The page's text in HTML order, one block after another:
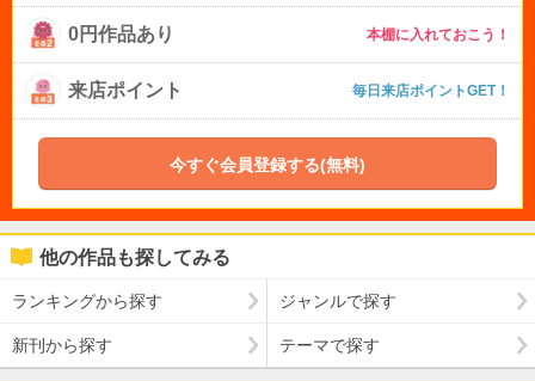
0円作品あり 本棚に入れておこう！
来店ポイント 毎日来店ポイントGET！
今すぐ会員登録する(無料)
他の作品も探してみる
ランキングから探す ジャンルで探す
新刊から探す テーマで探す